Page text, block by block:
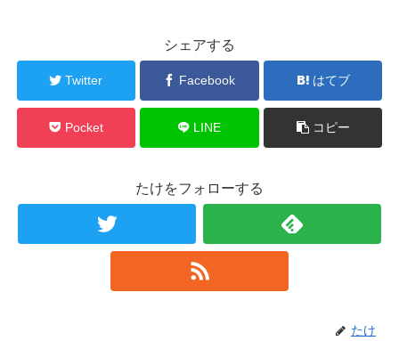
シェアする
Twitter Facebook はてブ
Pocket LINE コピー
たけをフォローする
たけ